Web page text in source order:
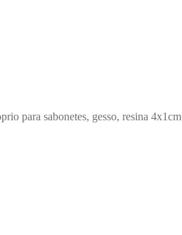
para sabonetes, gesso, resina 4x1cm